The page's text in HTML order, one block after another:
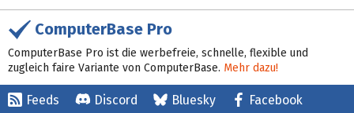
ComputerBase Pro
ComputerBase Pro ist die werbefreie, schnelle, flexible und
zugleich faire Variante von ComputerBase. Mehr dazu!
Feeds Discord Bluesky
Facebook